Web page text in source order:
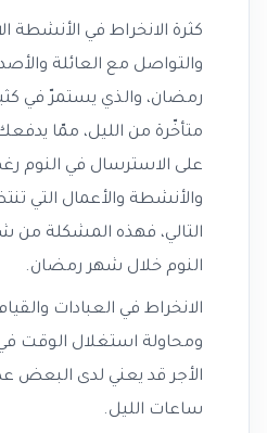
كثرة الانخراط في الأنشطة
والتواصل مع العائلة
رمضان، والذي يستمرّ في
متأخّرة من الليل، ممّا
على الاسترسال في النوم رغم
والأنشطة والأعمال التي
التالي، فهذه المشكلة من
النوم خلال شهر رمضان.
الانخراط في العبادات
ومحاولة استغلال الوقت
الأجر قد يعني لدى البعض
ساعات الليل.